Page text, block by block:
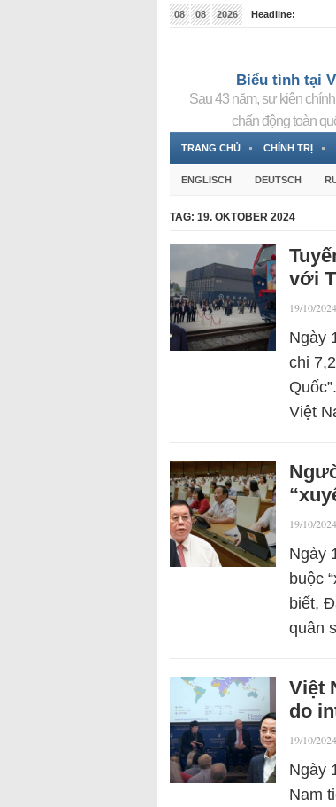
08 08 2026
Headline:
Biểu tình tại
Sau 43 năm, sự kiện chính
chấn động toàn
TRANG CHỦ CHÍNH TRỊ
ENGLISCH DEUTSCH
TAG: 19. OKTOBER 2024
với
19/10/2024
Ngày
chi
Việt
19/10/2024
Ngày
buộc
biết,
quân
Việt
do
19/10/2024
Ngày
Nam